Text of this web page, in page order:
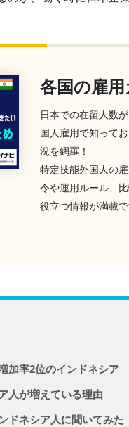
各国の雇
日本での在留人数
国人雇用で知って
況を網羅！
特定技能外国人の
令や運用ルール、
役立つ情報が満載で
加率2位のインドネシア
人が増えている理由
ドネシア人に聞いてみた